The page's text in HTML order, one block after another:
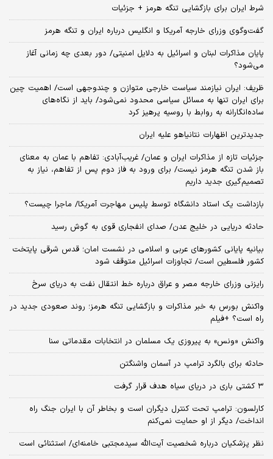
شرط ایران برای بازگشایی تنگه هرمز + جزئیات
گفت‌وگوی وزرای خارجه آمریکا و انگلیس درباره ایران و تنگه هرمز
پایان مذاکرات لبنان و اسرائیل به دلایل امنیتی/ دور بعدی چه زمانی آغاز
می‌شود؟
ظریف: ایران نیازمند سیاست خارجی متوازن و چندوجهی است/ اهمیت چین
برای ایران تنها به مسائل سیاسی محدود نمی‌شود/ باید از نگاه‌های
ساده‌انگارانه به روابط با روسیه پرهیز کرد
جدیدترین اظهارات نتانیاهو علیه ایران
جزئیات تازه از مذاکرات ایران و عمان/ غریب‌آبادی: تفاهم با عمان به معنای
باز شدن تنگه هرمز نیست/ برای ورود به فاز دوم پس از تفاهم، نیاز به
تصمیم‌گیری جدید داریم
بازداشت یک استاد دانشگاه توسط پلیس مهاجرت آمریکا/ ماجرا چیست؟
حادثه دریایی در خلیج عدن/ صدای انفجاری قوی به گوش رسید
بیانیه پایانی کشورهای عربی و اسلامی در نشست امان؛ قدس شرقی پایتخت
کشور فلسطین است/ تجاوزات اسرائیل متوقف شود
رایزنی وزرای خارجه مصر و عراق درباره خط انتقال نفت به دریای سرخ
واکنش بورس به خبر مذاکرات و بازگشایی تنگه هرمز؛ روند صعودی جدید در
راه است؟ +فیلم
واکنش «ونس» به پیروزی یک مسلمان در انتخابات مقدماتی سنا
حادثه برای بالگرد ترامپ در آسمان واشنگتن
۳ کشتی باری در دریای سیاه هدف قرار گرفت
کارلسون: ترامپ تحت کنترل دیگران است و بخاطر آن با ایران جنگ راه
انداخت/ دیگر از او حمایت نمی‌کنم
نظر پزشکیان درباره شخصیت آیت‌الله سیدمجتبی خامنه‌ای/ استثنائی است